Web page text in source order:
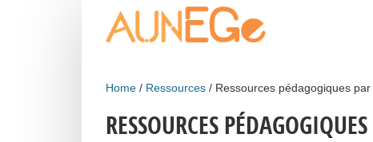
Home Ressources Ressources pédagogiques
RESSOURCES